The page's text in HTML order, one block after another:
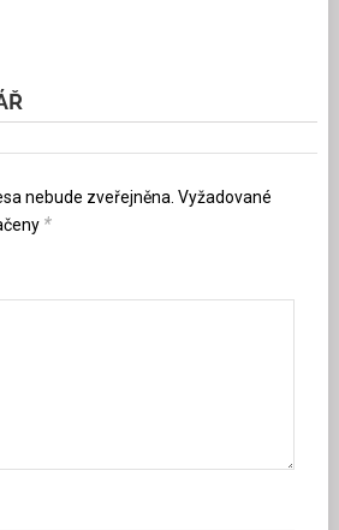
nebude zveřejněna. Vyžadované
*